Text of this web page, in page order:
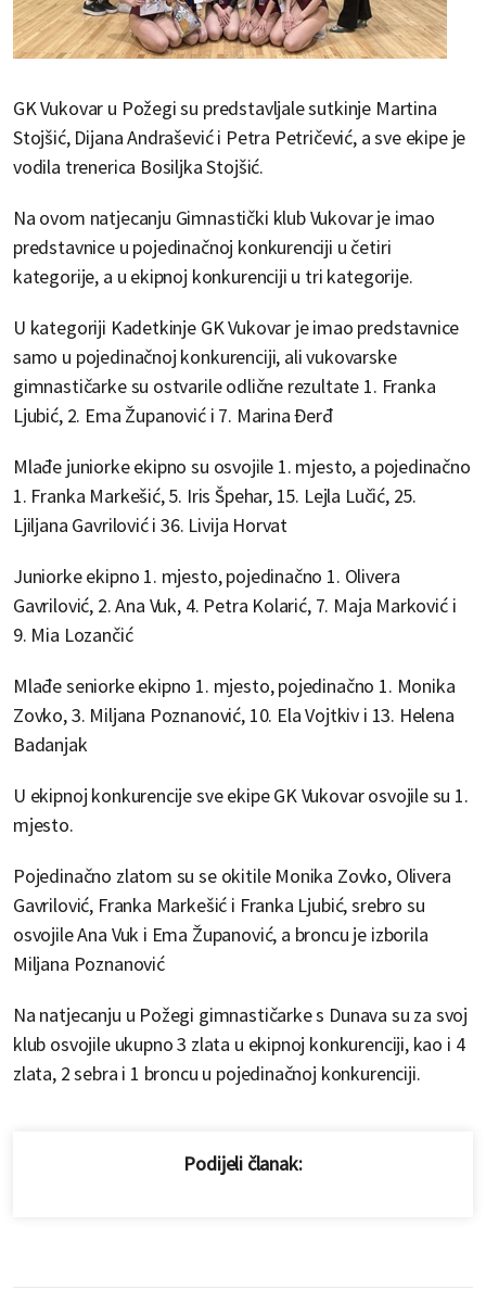
GK Vukovar u Požegi su predstavljale sutkinje Martina
Stojšić, Dijana Andrašević i Petra Petričević, a sve ekipe je
vodila trenerica Bosiljka Stojšić.
Na ovom natjecanju Gimnastički klub Vukovar je imao
predstavnice u pojedinačnoj konkurenciji u četiri
kategorije, a u ekipnoj konkurenciji u tri kategorije.
U kategoriji Kadetkinje GK Vukovar je imao predstavnice
samo u pojedinačnoj konkurenciji, ali vukovarske
gimnastičarke su ostvarile odlične rezultate 1. Franka
Ljubić, 2. Ema Županović i 7. Marina Đerđ
Mlađe juniorke ekipno su osvojile 1. mjesto, a pojedinačno
1. Franka Markešić, 5. Iris Špehar, 15. Lejla Lučić, 25.
Ljiljana Gavrilović i 36. Livija Horvat
Juniorke ekipno 1. mjesto, pojedinačno 1. Olivera
Gavrilović, 2. Ana Vuk, 4. Petra Kolarić, 7. Maja Marković i
9. Mia Lozančić
Mlađe seniorke ekipno 1. mjesto, pojedinačno 1. Monika
Zovko, 3. Miljana Poznanović, 10. Ela Vojtkiv i 13. Helena
Badanjak
U ekipnoj konkurencije sve ekipe GK Vukovar osvojile su 1.
mjesto.
Pojedinačno zlatom su se okitile Monika Zovko, Olivera
Gavrilović, Franka Markešić i Franka Ljubić, srebro su
osvojile Ana Vuk i Ema Županović, a broncu je izborila
Miljana Poznanović
Na natjecanju u Požegi gimnastičarke s Dunava su za svoj
klub osvojile ukupno 3 zlata u ekipnoj konkurenciji, kao i 4
zlata, 2 sebra i 1 broncu u pojedinačnoj konkurenciji.
Podijeli članak: